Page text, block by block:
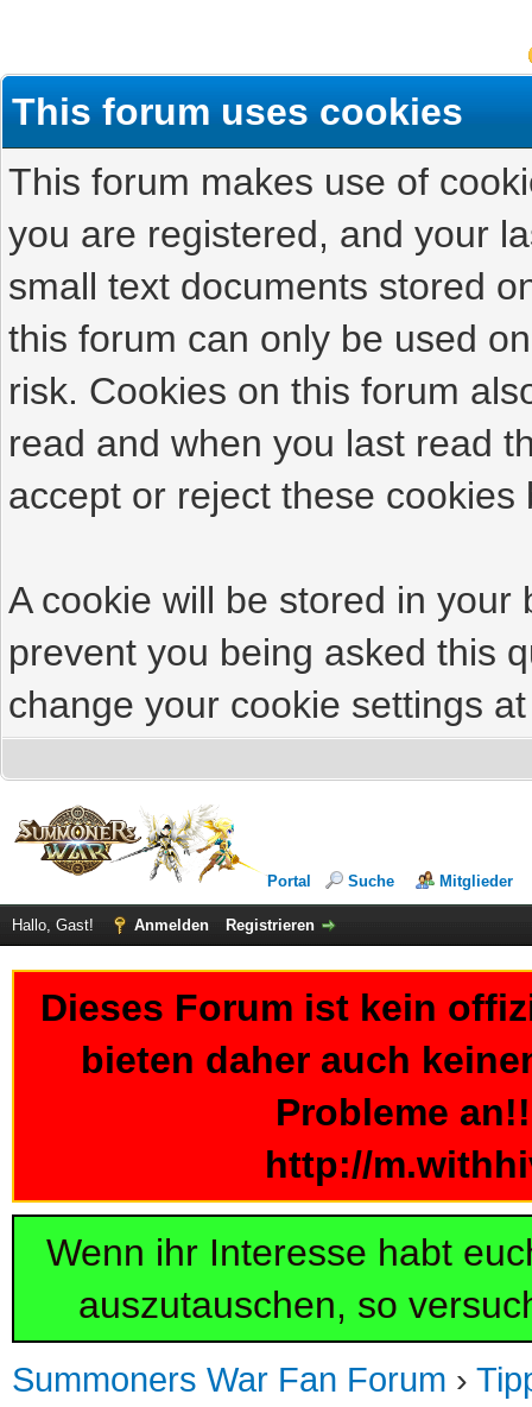
This forum uses cookies
This forum makes use of
you are registered, and your
small text documents stored
this forum can only be used
risk. Cookies on this forum
read and when you last read
accept or reject these cookies
A cookie will be stored in
prevent you being asked this
change your cookie settings
Portal Suche Mitglieder
Hallo, Gast! Anmelden Registrieren
Dieses Forum ist kein
bieten daher auch
Probleme
http://
Wenn ihr Interesse habt
auszutauschen, so
Summoners War Fan Forum ›